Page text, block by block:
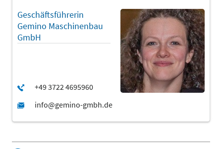
Geschäftsführerin
Gemino Maschinenbau
GmbH